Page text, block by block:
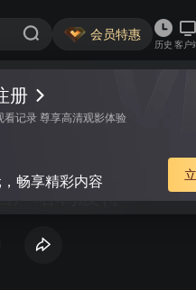
会员特惠
历史 客户
册
看记录 尊享高清观影体验
畅享精彩内容
讨论
片《魔法学院》校
产哈利波特